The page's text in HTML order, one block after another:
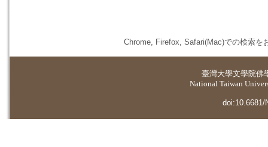
Chrome, Firefox, Safari(Mac)での検索を
臺灣大學文學院佛
National Taiwan
doi:10.6681/